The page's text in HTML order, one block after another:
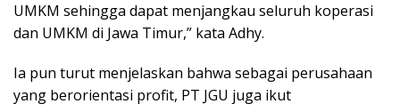
UMKM sehingga dapat menjangkau seluruh koperasi
dan UMKM di Jawa Timur,” kata Adhy.
Ia pun turut menjelaskan bahwa sebagai perusahaan
yang berorientasi profit, PT JGU juga ikut